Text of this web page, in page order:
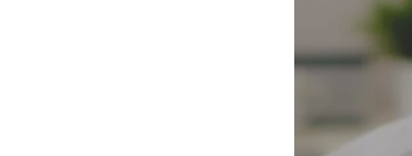
מקצועיים